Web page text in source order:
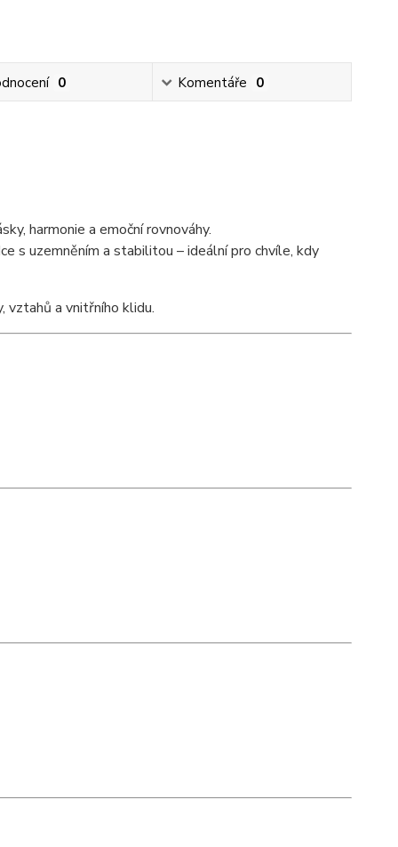
0 Komentáře 0
harmonie a emoční rovnováhy.
s uzemněním a stabilitou – ideální pro chvíle, kdy
vztahů a vnitřního klidu.